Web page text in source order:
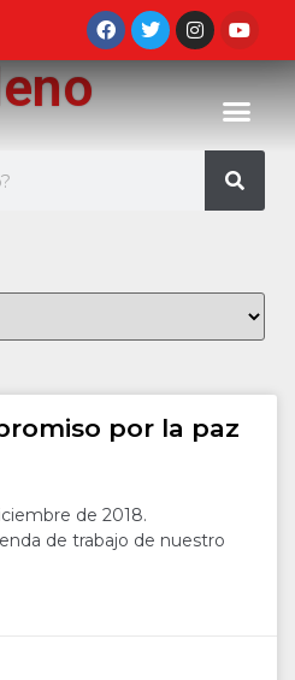
por la paz
de 2018.
de trabajo de nuestro